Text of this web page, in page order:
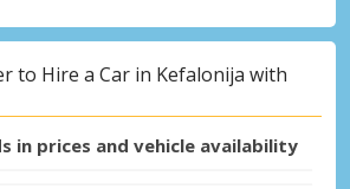
Prijava putem eLinka
to Hire a Car in Kefalonija with
in prices and vehicle availability